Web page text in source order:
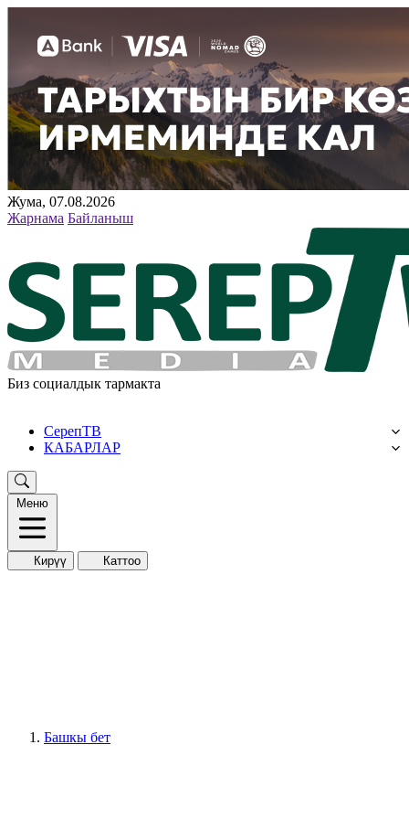
Жума, 07.08.2026
Жарнама Байланыш
Биз социалдык тармакта
СерепТВ
КАБАРЛАР
Меню
Кирүү Каттоо
Башкы бет